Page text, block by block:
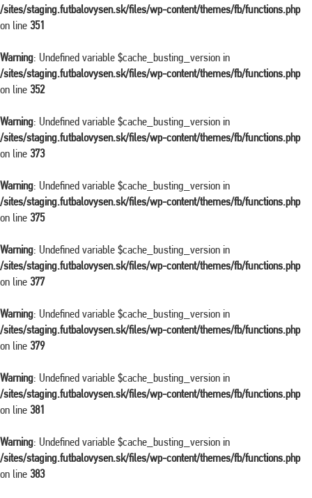
/sites/staging.futbalovysen.sk/files/wp-content/themes/fb/functions.php
on line 351
Warning: Undefined variable $cache_busting_version in
/sites/staging.futbalovysen.sk/files/wp-content/themes/fb/functions.php
on line 352
Warning: Undefined variable $cache_busting_version in
/sites/staging.futbalovysen.sk/files/wp-content/themes/fb/functions.php
on line 373
Warning: Undefined variable $cache_busting_version in
/sites/staging.futbalovysen.sk/files/wp-content/themes/fb/functions.php
on line 375
Warning: Undefined variable $cache_busting_version in
/sites/staging.futbalovysen.sk/files/wp-content/themes/fb/functions.php
on line 377
Warning: Undefined variable $cache_busting_version in
/sites/staging.futbalovysen.sk/files/wp-content/themes/fb/functions.php
on line 379
Warning: Undefined variable $cache_busting_version in
/sites/staging.futbalovysen.sk/files/wp-content/themes/fb/functions.php
on line 381
Warning: Undefined variable $cache_busting_version in
/sites/staging.futbalovysen.sk/files/wp-content/themes/fb/functions.php
on line 383